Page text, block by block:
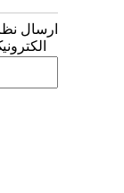
درباره این مقاله :